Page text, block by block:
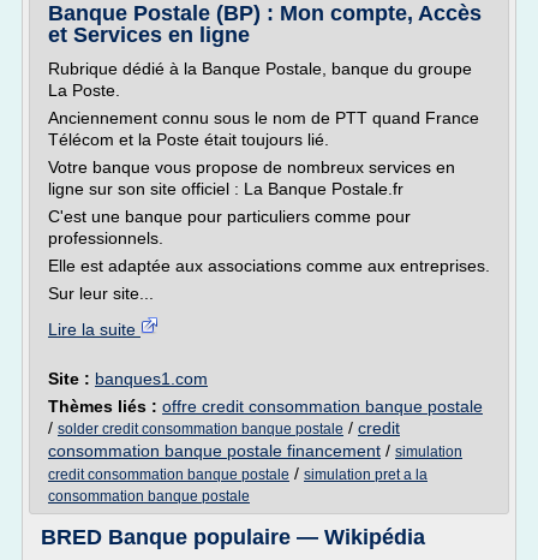
Banque Postale (BP) : Mon compte, Accès
et Services en ligne
Rubrique dédié à la Banque Postale, banque du groupe
La Poste.
Anciennement connu sous le nom de PTT quand France
Télécom et la Poste était toujours lié.
Votre banque vous propose de nombreux services en
ligne sur son site officiel : La Banque Postale.fr
C'est une banque pour particuliers comme pour
professionnels.
Elle est adaptée aux associations comme aux entreprises.
Sur leur site...
Lire la suite
Site : banques1.com
Thèmes liés : offre credit consommation banque postale
/ solder credit consommation banque postale / credit
consommation banque postale financement / simulation
credit consommation banque postale / simulation pret a la
consommation banque postale
BRED Banque populaire — Wikipédia